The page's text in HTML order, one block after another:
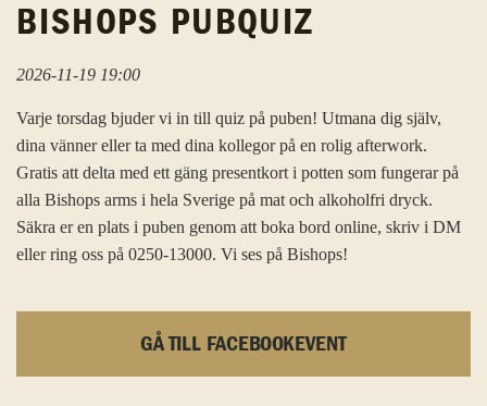
BISHOPS PUBQUIZ
2026-11-19 19:00
Varje torsdag bjuder vi in till quiz på puben! Utmana dig själv,
dina vänner eller ta med dina kollegor på en rolig afterwork.
Gratis att delta med ett gäng presentkort i potten som fungerar på
alla Bishops arms i hela Sverige på mat och alkoholfri dryck.
Säkra er en plats i puben genom att boka bord online, skriv i DM
eller ring oss på 0250-13000. Vi ses på Bishops!
GÅ TILL FACEBOOKEVENT